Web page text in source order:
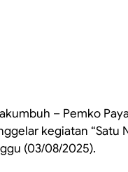
– Pemko
kegiatan “Satu
(03/08/2025).